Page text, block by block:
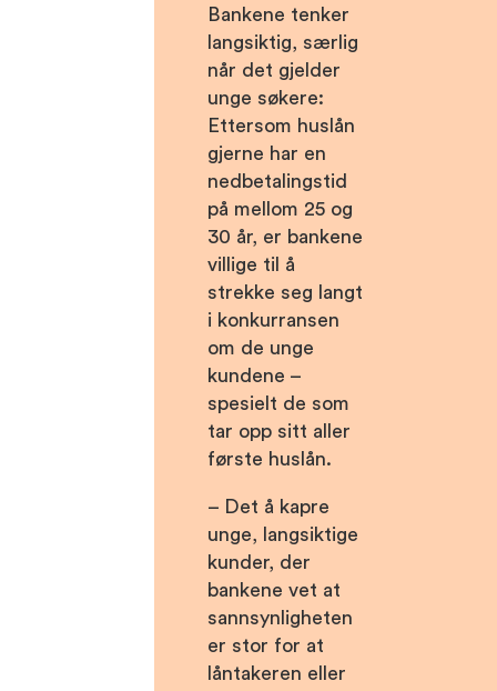
Bankene tenker
langsiktig, særlig
når det gjelder
unge søkere:
Ettersom huslån
gjerne har en
nedbetalingstid
på mellom 25 og
30 år, er bankene
villige til å
strekke seg langt
i konkurransen
om de unge
kundene –
spesielt de som
tar opp sitt aller
første huslån.
– Det å kapre
unge, langsiktige
kunder, der
bankene vet at
sannsynligheten
er stor for at
låntakeren eller